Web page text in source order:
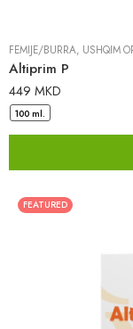
FËMIJË/BURRA, USHQIM
Altiprim P
449 MKD
100 ml.
FEATURED